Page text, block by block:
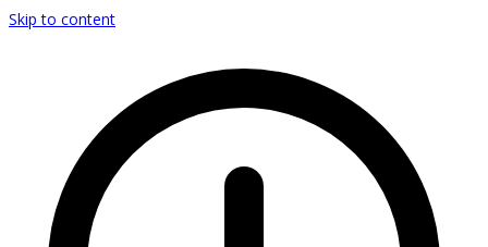
Skip to content